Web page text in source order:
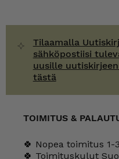
Tilaamalla
sähköpostiisi
uusille
tästä
TOIMITUS &
🍀 Nopea toimitus 1-
🍀 Toimituskulut